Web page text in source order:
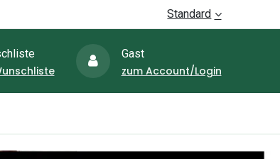
Standard
Gast
zum Account/Login